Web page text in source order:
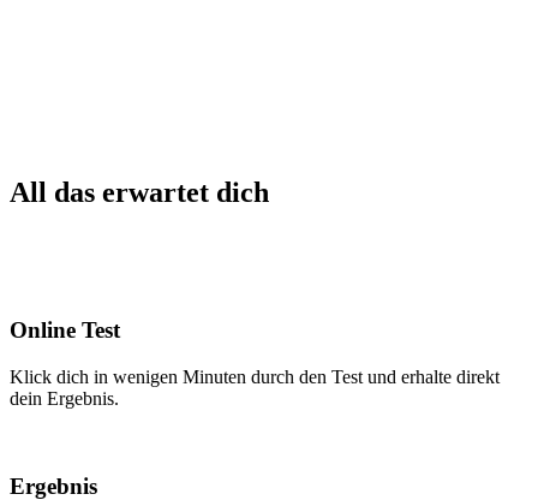
All das erwartet dich
Online Test
Klick dich in wenigen Minuten durch den Test und erhalte direkt
dein Ergebnis.
Ergebnis